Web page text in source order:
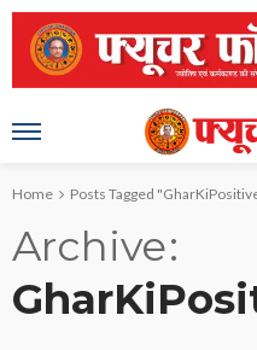
Home Posts Tagged
Archive